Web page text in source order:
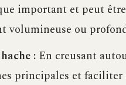
important et peut
volumineuse ou
:En creusant
principales et faciliter